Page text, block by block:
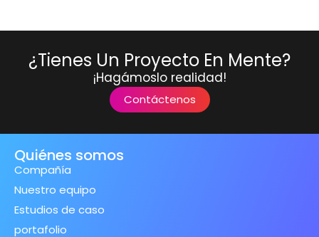
¿Tienes Un Proyecto En Mente?
¡Hagámoslo realidad!
Contáctenos
Quiénes somos
Compañía
Nuestro equipo
Estudios de caso
portafolio